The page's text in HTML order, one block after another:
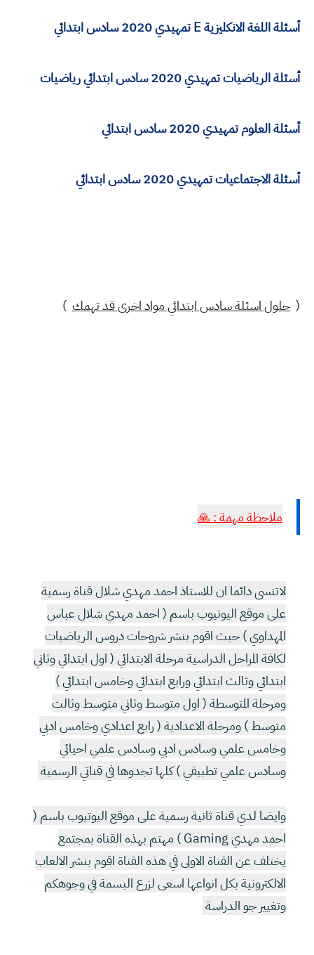
أسئلة اللغة الانكليزية E تمهيدي 2020 سادس ابتدائي
أسئلة الرياضيات تمهيدي 2020 سادس ابتدائي رياضيات
أسئلة العلوم تمهيدي 2020 سادس ابتدائي
أسئلة الاجتماعيات تمهيدي 2020 سادس ابتدائي
( حلول اسئلة سادس ابتدائي مواد اخرى قد تهمك )
ملاحظة مهمة : 🙏
لاتنسى دائما ان للاستاذ احمد مهدي شلال قناة رسمية
على موقع اليوتيوب باسم ( احمد مهدي شلال عباس
المهداوي ) حيث اقوم بنشر شروحات دروس الرياضيات
لكافة المراحل الدراسية مرحلة الابتدائي ( اول ابتدائي وثاني
ابتدائي وثالث ابتدائي ورابع ابتدائي وخامس ابتدائي )
ومرحلة المتوسطة ( اول متوسط وثاني متوسط وثالث
متوسط ) ومرحلة الاعدادية ( رابع اعدادي وخامس ادبي
وخامس علمي وسادس ادبي وسادس علمي احيائي
وسادس علمي تطبيقي ) كلها تجدوها في قناتي الرسمية
وايضا لدي قناة ثانية رسمية على موقع اليوتيوب باسم (
احمد مهدي Gaming ) مهتم بهذه القناة بمجتمع
يختلف عن القناة الاولى في هذه القناة اقوم بنشر الالعاب
الالكترونية بكل انواعها اسعى لزرع البسمة في وجوهكم
وتغيير جو الدراسة